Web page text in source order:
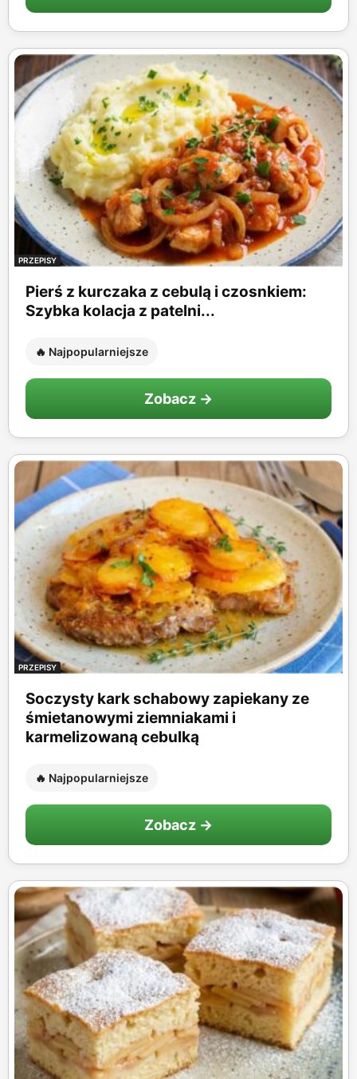
PRZEPISY
Pierś z kurczaka z cebulą i czosnkiem:
Szybka kolacja z patelni...
🔥 Najpopularniejsze
Zobacz →
PRZEPISY
Soczysty kark schabowy zapiekany ze
śmietanowymi ziemniakami i
karmelizowaną cebulką
🔥 Najpopularniejsze
Zobacz →